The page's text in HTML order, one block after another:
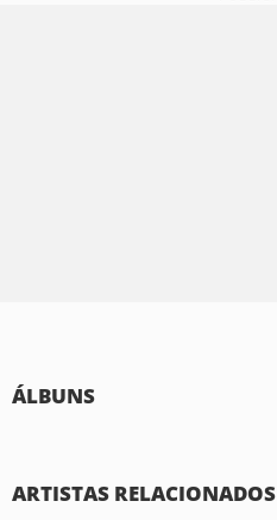
ÁLBUNS
ARTISTAS RELACIONADOS